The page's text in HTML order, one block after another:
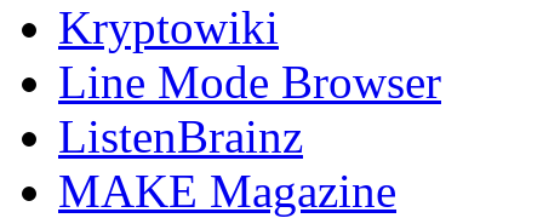
Kryptowiki
Line Mode Browser
ListenBrainz
MAKE Magazine